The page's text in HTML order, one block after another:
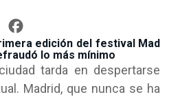
edición del festival Mad
lo más mínimo
tarda en despertarse
Madrid, que nunca se ha